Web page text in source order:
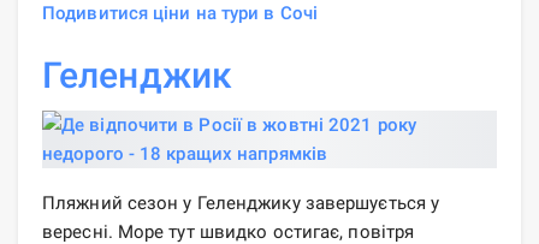
Подивитися ціни на тури в Сочі
Геленджик
Пляжний сезон у Геленджику завершується у
вересні. Море тут швидко остигає, повітря